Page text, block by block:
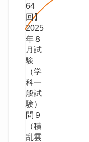
64
回】
2025
年８
月試
験
（学
科一
般試
験）
問９
（積
乱雲